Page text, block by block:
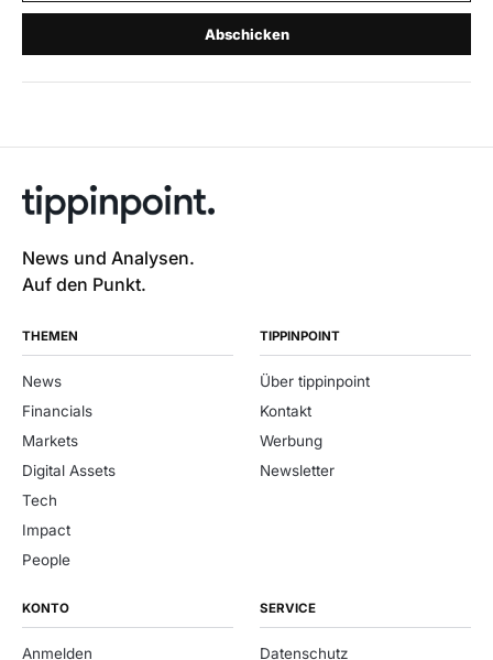
Abschicken
News und Analysen.
Auf den Punkt.
THEMEN
News
Financials
Markets
Digital Assets
Tech
Impact
People
TIPPINPOINT
Über tippinpoint
Kontakt
Werbung
Newsletter
KONTO
Anmelden
SERVICE
Datenschutz